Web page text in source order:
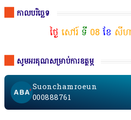
កាលបរិច្ឆេទ
ថ្ងៃ សៅរ៍ទី 08 ខែ សីហ
សូមអរគុណសម្រាប់ការឧត្ថម្ភ
Suonchamroeun
000888761